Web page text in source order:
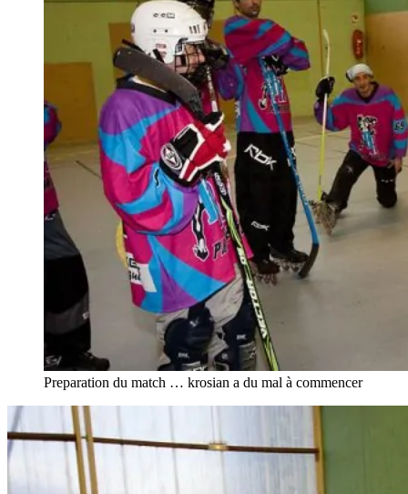
Preparation du match … krosian a du mal à commencer